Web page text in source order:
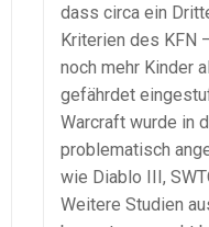
dass circa ein
Kriterien des KFN
noch mehr Kinder
gefährdet
Warcraft wurde in
problematisch
wie Diablo III,
Weitere Studien